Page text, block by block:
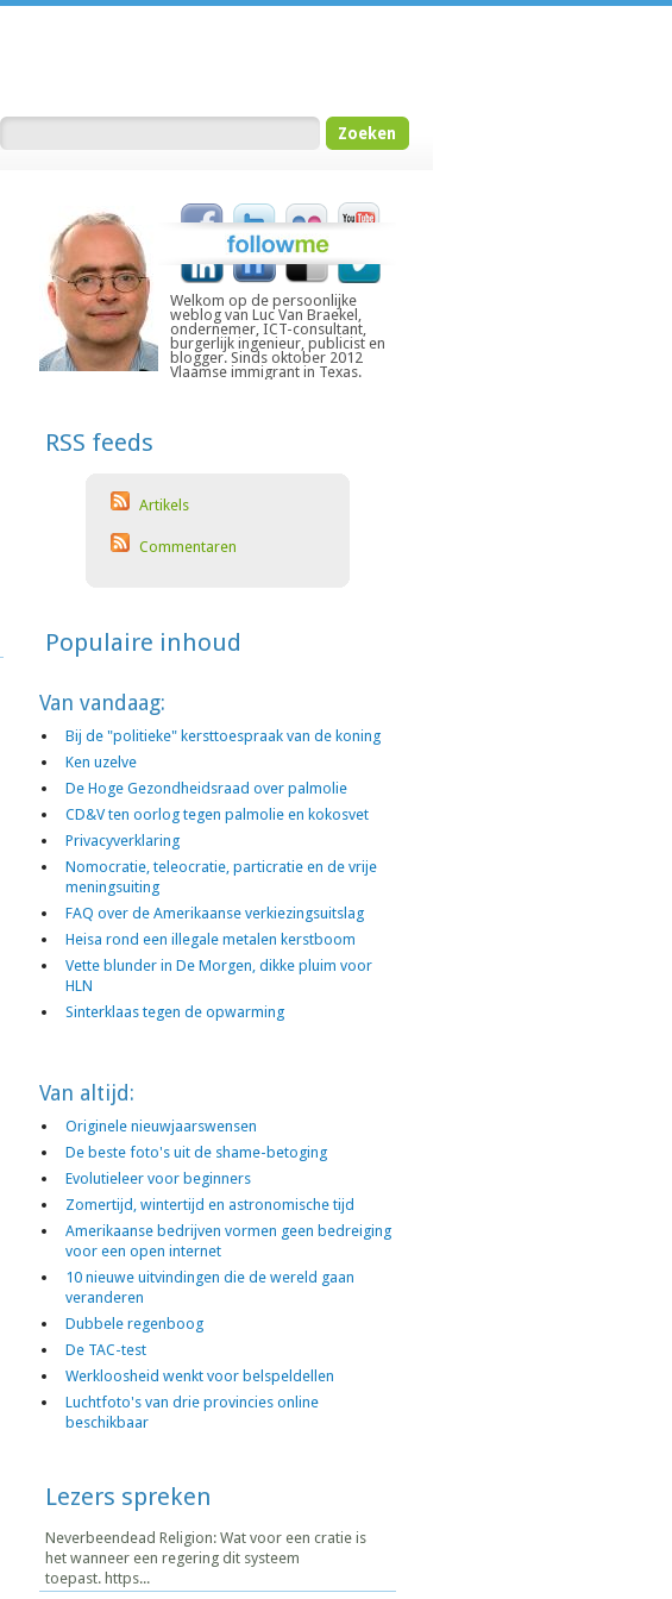
Welkom op de persoonlijke
weblog van Luc Van Braekel,
ondernemer, ICT-consultant,
burgerlijk ingenieur, publicist en
blogger. Sinds oktober 2012
Vlaamse immigrant in Texas.
RSS feeds
Artikels
Commentaren
Populaire inhoud
Van vandaag:
Bij de "politieke" kersttoespraak van de koning
Ken uzelve
De Hoge Gezondheidsraad over palmolie
CD&V ten oorlog tegen palmolie en kokosvet
Privacyverklaring
Nomocratie, teleocratie, particratie en de vrije
meningsuiting
FAQ over de Amerikaanse verkiezingsuitslag
Heisa rond een illegale metalen kerstboom
Vette blunder in De Morgen, dikke pluim voor
HLN
Sinterklaas tegen de opwarming
Van altijd:
Originele nieuwjaarswensen
De beste foto's uit de shame-betoging
Evolutieleer voor beginners
Zomertijd, wintertijd en astronomische tijd
Amerikaanse bedrijven vormen geen bedreiging
voor een open internet
10 nieuwe uitvindingen die de wereld gaan
veranderen
Dubbele regenboog
De TAC-test
Werkloosheid wenkt voor belspeldellen
Luchtfoto's van drie provincies online
beschikbaar
Lezers spreken
Neverbeendead Religion: Wat voor een cratie is
het wanneer een regering dit systeem
toepast. https...